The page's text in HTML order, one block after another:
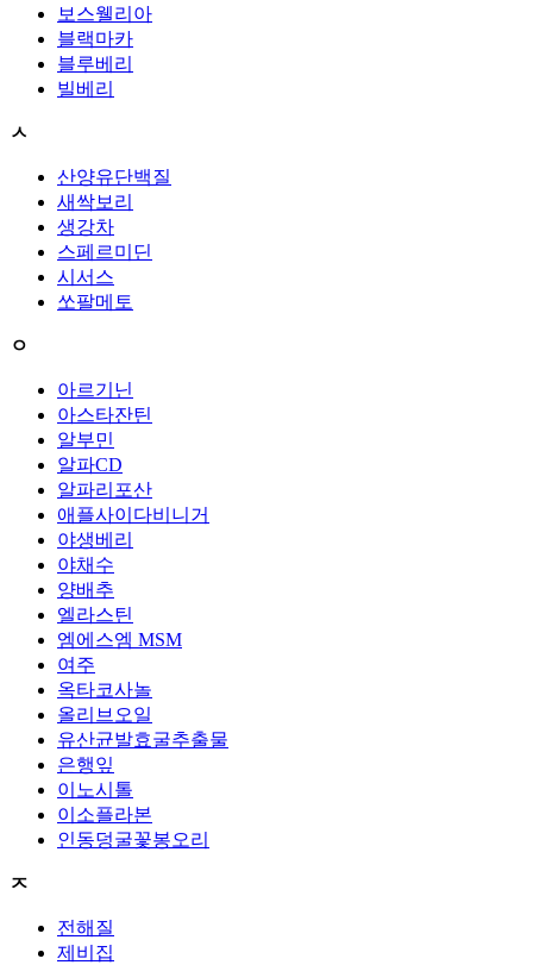
보스웰리아
블랙마카
블루베리
빌베리
ㅅ
산양유단백질
새싹보리
생강차
스페르미딘
시서스
쏘팔메토
ㅇ
아르기닌
아스타잔틴
알부민
알파CD
알파리포산
애플사이다비니거
야생베리
야채수
양배추
엘라스틴
엠에스엠 MSM
여주
옥타코사놀
올리브오일
유산균발효굴추출물
은행잎
이노시톨
이소플라본
인동덩굴꽃봉오리
ㅈ
전해질
제비집